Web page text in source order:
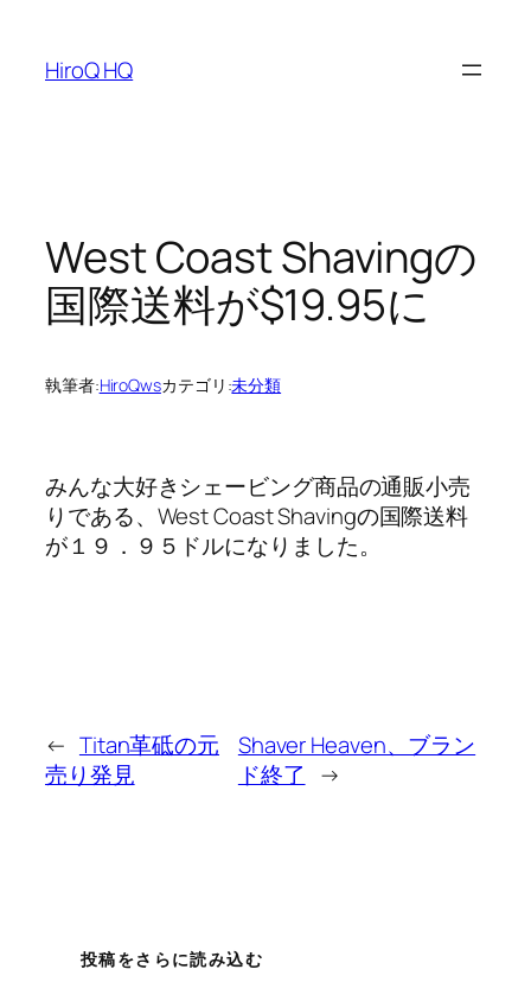
HiroQ HQ
West Coast Shavingの
国際送料が$19.95に
執筆者:HiroQwsカテゴリ:未分類
みんな大好きシェービング商品の通販小売
りである、West Coast Shavingの国際送料
が１９．９５ドルになりました。
← Titan革砥の元
売り発見
Shaver Heaven、ブラン
ド終了
→
投稿をさらに読み込む